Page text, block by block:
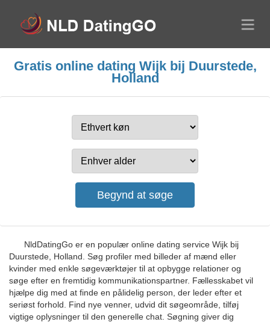
Gratis online dating Wijk bij Duurstede,
Holland
NldDatingGo er en populær online dating service Wijk bij
Duurstede, Holland. Søg profiler med billeder af mænd eller
kvinder med enkle søgeværktøjer til at opbygge relationer og
søge efter en fremtidig kommunikationspartner. Fællesskabet vil
hjælpe dig med at finde en pålidelig person, der leder efter et
seriøst forhold. Find nye venner, udvid dit søgeområde, tilføj
vigtige oplysninger til den generelle chat. Søgning giver dig